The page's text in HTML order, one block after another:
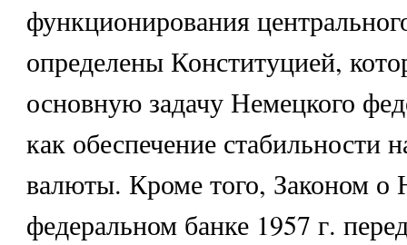
функционирования
определены Конституцией,
основную задачу Немецкого
как обеспечение стабильности
валюты. Кроме того, Законом о
федеральном банке 1957 г.